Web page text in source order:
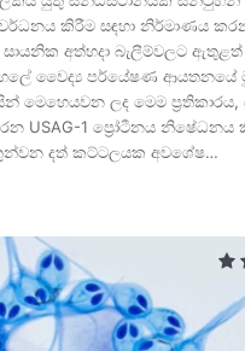
කිරීම සඳහා නිර්මාණය
අත්හදා බැලීම්වලට
වෛද්‍ය පර්යේෂණ ආයතනයේ
මෙහෙයවන ලද මෙම ප්‍රතිකාරය,
USAG-1 ප්‍රෝටීනය නිෂේධනය
දත් ​​කට්ටලයක අවශේෂ…